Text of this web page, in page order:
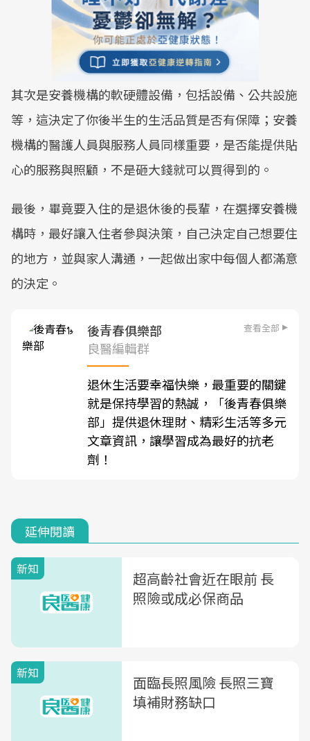
其次是安養機構的軟硬體設備，包括設備、公共設施
等，這決定了你後半生的生活品質是否有保障；安養
機構的醫護人員與服務人員同樣重要，是否能提供貼
心的服務與照顧，不是砸大錢就可以買得到的。
最後，畢竟要入住的是退休後的長輩，在選擇安養機
構時，最好讓入住者參與決策，自己決定自己想要住
的地方，並與家人溝通，一起做出家中每個人都滿意
的決定。
後青春俱樂部 查看全部
良醫編輯群
退休生活要幸福快樂，最重要的關鍵
就是保持學習的熱誠，「後青春俱樂
部」提供退休理財、精彩生活等多元
文章資訊，讓學習成為最好的抗老
劑！
延伸閱讀
新知
超高齡社會近在眼前 長
照險或成必保商品
新知
面臨長照風險 長照三寶
填補財務缺口